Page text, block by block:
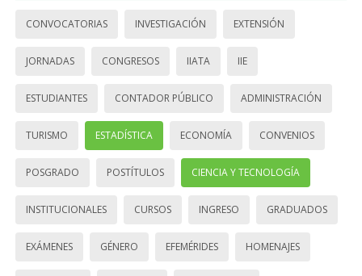
CONVOCATORIAS INVESTIGACIÓN EXTENSIÓN
JORNADAS CONGRESOS IIATA IIE
ESTUDIANTES CONTADOR PÚBLICO ADMINISTRACIÓN
TURISMO ESTADÍSTICA ECONOMÍA CONVENIOS
POSGRADO POSTÍTULOS CIENCIA Y TECNOLOGÍA
INSTITUCIONALES CURSOS INGRESO GRADUADOS
EXÁMENES GÉNERO EFEMÉRIDES HOMENAJES